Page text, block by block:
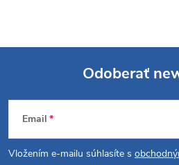
c
Z
á
Odoberať
Email
Vložením e-mailu súhlasíte s